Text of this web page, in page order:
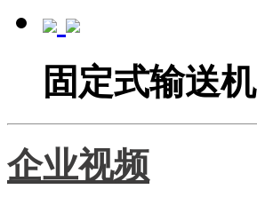
固定式输送机
企业视频